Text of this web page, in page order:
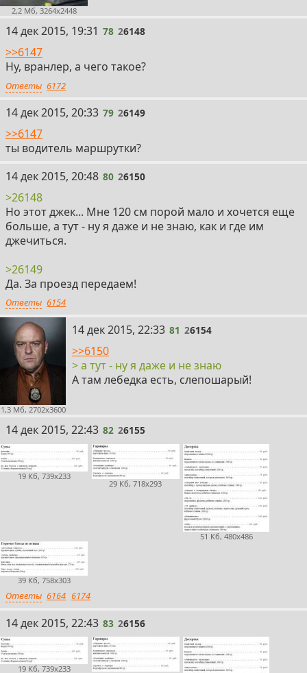
2,2 Мб, 3264x2448
78
14 дек 2015, 19:31 78 26148
>>6147
Ну, вранлер, а чего такое?
Ответы 6172
79
14 дек 2015, 20:33 79 26149
>>6147
ты водитель маршрутки?
80
14 дек 2015, 20:48 80 26150
>26148
Но этот джек... Мне 120 см порой мало и хочется еще
больше, а тут - ну я даже и не знаю, как и где им
джечиться.
>26149
Да. За проезд передаем!
Ответы 6154
1,3 Мб, 2702x3600
81
14 дек 2015, 22:33 81 26154
>>6150
> а тут - ну я даже и не знаю
А там лебедка есть, слепошарый!
82
14 дек 2015, 22:43 82 26155
19 Кб, 739x233
29 Кб, 718x293
51 Кб, 480x486
39 Кб, 758x303
Ответы 6164 6174
83
14 дек 2015, 22:43 83 26156
19 Кб, 739x233